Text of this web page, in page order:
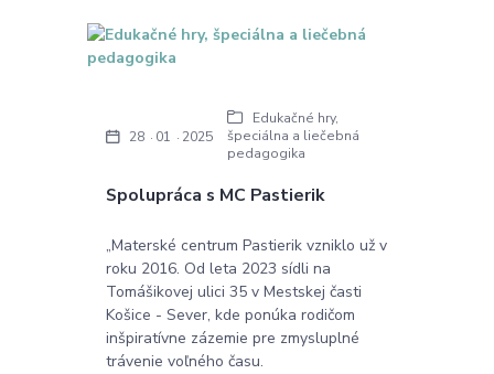
Spolupráca s MC Pastierik
28 01 2025
Edukačné hry,
špeciálna a liečebná
pedagogika
„Materské centrum Pastierik vzniklo už v
roku 2016. Od leta 2023 sídli na
Tomášikovej ulici 35 v Mestskej časti
Košice - Sever, kde ponúka rodičom
inšpiratívne zázemie pre zmysluplné
trávenie voľného času.